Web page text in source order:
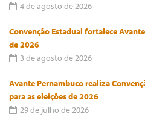
4 de agosto de 2026
Convenção Estadual fortalece
de 2026
3 de agosto de 2026
Avante Pernambuco realiza
para as eleições de 2026
29 de julho de 2026